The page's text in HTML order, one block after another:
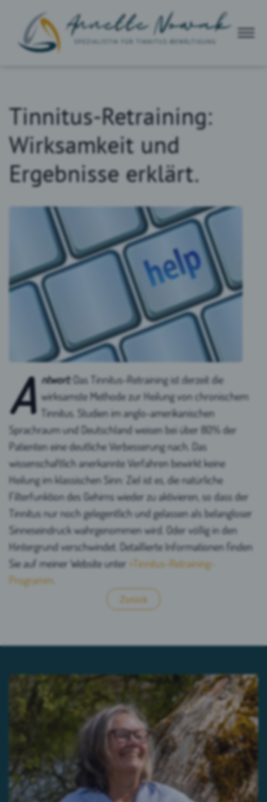
Tinnitus-Retraining:
Wirksamkeit und
Ergebnisse erklärt.
A ntwort: Das Tinnitus-Retraining ist derzeit die
wirksamste Methode zur Heilung von chronischem
Tinnitus. Studien im anglo-amerikanischen
Sprachraum und Deutschland weisen bei über 80% der
Patienten eine deutliche Verbesserung nach. Das
wissenschaftlich anerkannte Verfahren bewirkt keine
Heilung im klassischen Sinn: Ziel ist es, die natürliche
Filterfunktion des Gehirns wieder zu aktivieren, so dass der
Tinnitus nur noch gelegentlich und gelassen als belangloser
Sinneseindruck wahrgenommen wird. Oder völlig in den
Hintergrund verschwindet. Detaillierte Informationen finden
Sie auf meiner Website unter >Tinnitus-Retraining-
Programm.
Zurück